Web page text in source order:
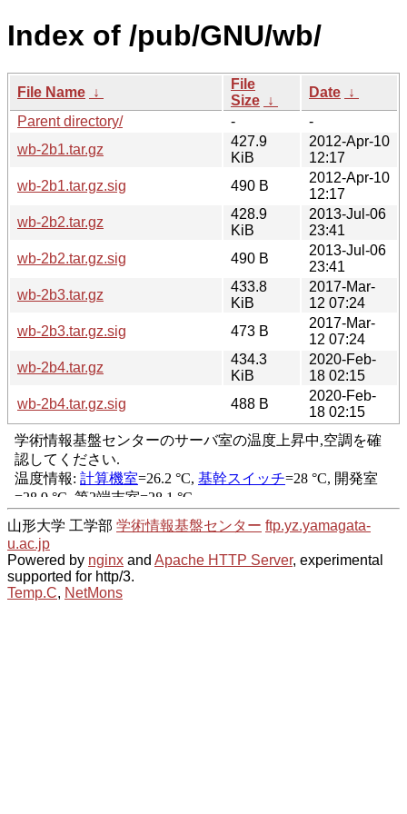
Index of /pub/GNU/wb/
File Name ↓
File
Size ↓
Date ↓
Parent directory/
-
-
wb-2b1.tar.gz
427.9
KiB
2012-Apr-10
12:17
wb-2b1.tar.gz.sig
490 B
2012-Apr-10
12:17
wb-2b2.tar.gz
428.9
KiB
2013-Jul-06
23:41
wb-2b2.tar.gz.sig
490 B
2013-Jul-06
23:41
wb-2b3.tar.gz
433.8
KiB
2017-Mar-
12 07:24
wb-2b3.tar.gz.sig
473 B
2017-Mar-
12 07:24
wb-2b4.tar.gz
434.3
KiB
2020-Feb-
18 02:15
wb-2b4.tar.gz.sig
488 B
2020-Feb-
18 02:15
山形大学 工学部 学術情報基盤センター ftp.yz.yamagata-
u.ac.jp
Powered by nginx and Apache HTTP Server, experimental
supported for http/3.
Temp.C, NetMons